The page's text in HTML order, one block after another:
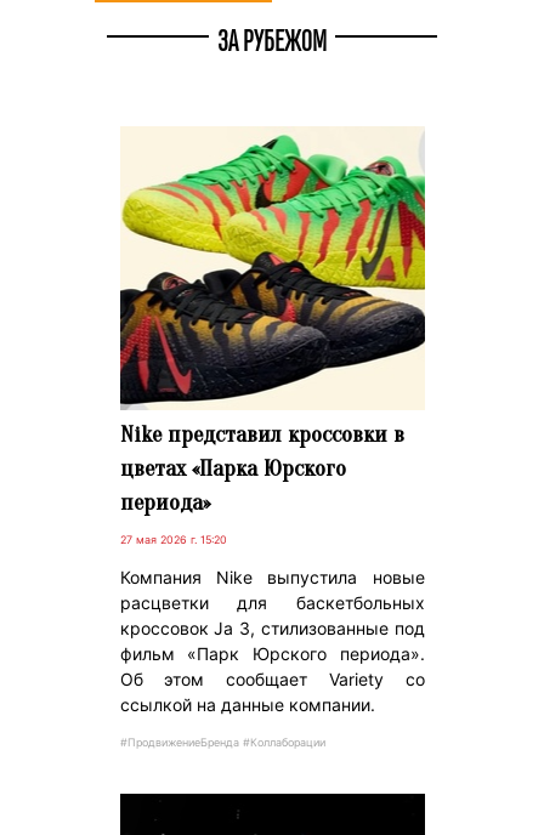
ЗА РУБЕЖОМ
Nike представил кроссовки в
цветах «Парка Юрского
периода»
27 мая 2026 г. 15:20
Компания Nike выпустила новые
расцветки для баскетбольных
кроссовок Ja 3, стилизованные под
фильм «Парк Юрского периода».
Об этом сообщает Variety со
ссылкой на данные компании.
#ПродвижениеБренда #Коллаборации